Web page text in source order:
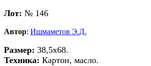
Лот: № 146
Автор: Ишмаметов Э.Д.
Размер: 38,5х68.
Техника: Картон, масло.